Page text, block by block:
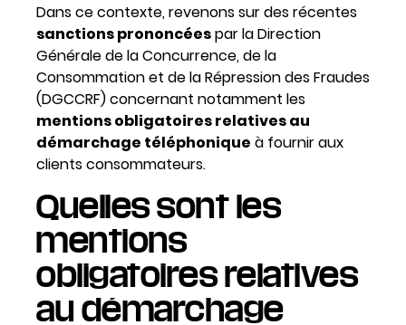
Dans ce contexte, revenons sur des récentes
sanctions prononcéespar la Direction
Générale de la Concurrence, de la
Consommation et de la Répression des Fraudes
(DGCCRF) concernant notamment les
mentions obligatoires relatives au
démarchage téléphonique à fournir aux
clients consommateurs.
Quelles sont les
mentions
obligatoires relatives
au démarchage